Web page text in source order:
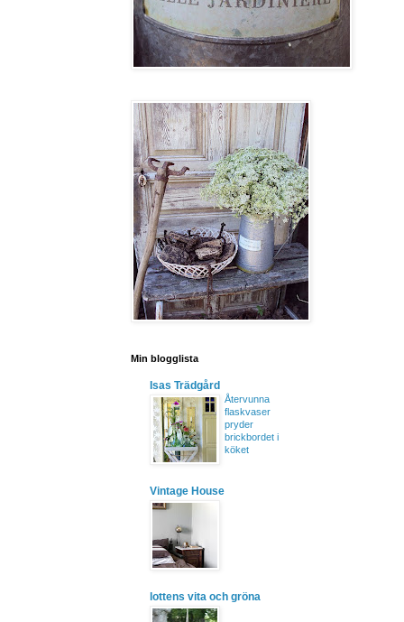
Min blogglista
Isas Trädgård
Återvunna
flaskvaser
pryder
brickbordet i
köket
Vintage House
lottens vita och gröna